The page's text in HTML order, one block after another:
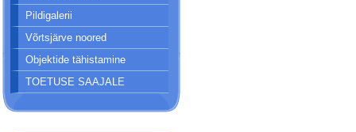
Pildigalerii
Võrtsjärve noored
Objektide tähistamine
TOETUSE SAAJALE